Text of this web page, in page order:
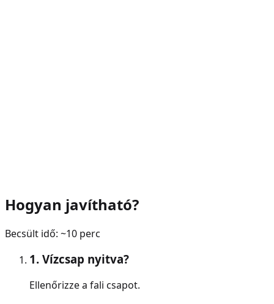
Hogyan javítható?
Becsült idő: ~10 perc
1. Vízcsap nyitva?
Ellenőrizze a fali csapot.